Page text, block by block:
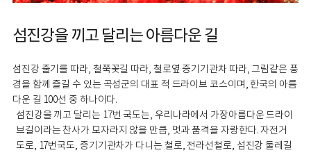
섬진강을 끼고 달리는 아름다운 길
섬진강 줄기를 따라, 철쭉꽃길 따라, 철로옆 증기기관차 따라, 그림같은 풍
경을 함께 즐길 수 있는 곡성군의 대표 적 드라이브 코스이며, 한국의 아름
다운 길 100선 중 하나이다.
섬진강을 끼고 달리는 17번 국도는, 우리나라에서 가장아름다운 드라이
브길이라는 찬사가 모자라지 않을 만큼, 멋과 품격을 자랑한다. 자전거
도로, 17번국도, 증기기관차가 다니는 철로, 전라선철로, 섬진강 둘레길